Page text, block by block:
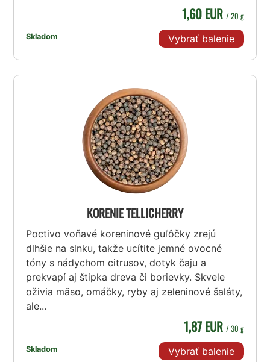
Skladom
1,60 EUR / 20 g
Vybrať balenie
KORENIE TELLICHERRY
Poctivo voňavé koreninové guľôčky zrejú
dlhšie na slnku, takže ucítite jemné ovocné
tóny s nádychom citrusov, dotyk čaju a
prekvapí aj štipka dreva či borievky. Skvele
oživia mäso, omáčky, ryby aj zeleninové šaláty,
ale...
Skladom
1,87 EUR / 30 g
Vybrať balenie